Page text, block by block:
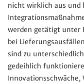
nicht wirklich aus und
werden getätigt unter
bei
sind zu
gedeihlich
Innovationsschwäche,